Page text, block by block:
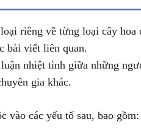
riêng về từng loại cây hoa
bài viết liên quan.
nhiệt tình giữa những
gia khác.
vào các yếu tố sau, bao gồm: